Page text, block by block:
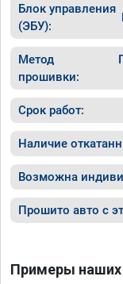
Блок управления
(ЭБУ):
Метод
прошивки:
Срок работ:
Наличие
Возможна
Прошито авто с
Примеры наших